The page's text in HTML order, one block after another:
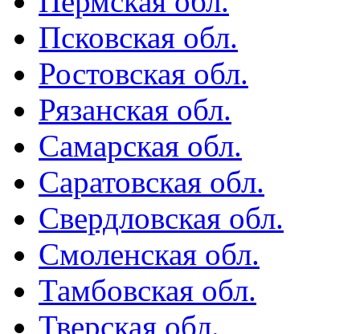
Псковская обл.
Ростовская обл.
Рязанская обл.
Самарская обл.
Саратовская обл.
Свердловская обл.
Смоленская обл.
Тамбовская обл.
Тверская обл.